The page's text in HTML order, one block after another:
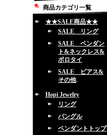
商品カテゴリ一覧
★★SALE商品★★
SALE リング
SALE ペンダン
ト&ネックレス&
ボロタイ
SALE ピアス&
その他
Hopi Jewelry
リング
バングル
ペンダントトップ